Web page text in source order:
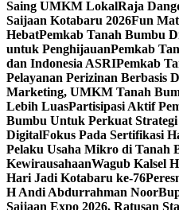
Saing UMKM LokalRaja
Saijaan Kotabaru 2026Fun
HebatPemkab Tanah Bumbu
untuk PenghijauanPemkab
dan Indonesia ASRIPemkab
Pelayanan Perizinan Berbasis
Marketing, UMKM Tanah
Lebih LuasPartisipasi Aktif
Bumbu Untuk Perkuat
DigitalFokus Pada Sertifikasi
Pelaku Usaha Mikro di Tanah
KewirausahaanWagub Kalsel
Hari Jadi Kotabaru ke-76
H Andi Abdurrahman Noor
Saijaan Expo 2026, Ratusan